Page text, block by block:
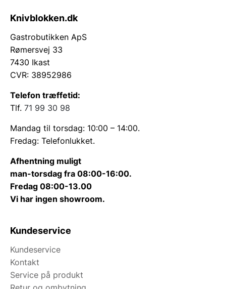
Knivblokken.dk
Gastrobutikken ApS
Rømersvej 33
7430 Ikast
CVR: 38952986
Telefon træffetid:
Tlf. 71 99 30 98
Mandag til torsdag: 10:00 – 14:00.
Fredag: Telefonlukket.
Afhentning muligt
man-torsdag fra 08:00-16:00.
Fredag 08:00-13.00
Vi har ingen showroom.
Kundeservice
Kundeservice
Kontakt
Service på produkt